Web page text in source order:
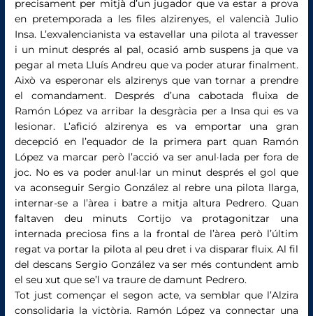
precisament per mitjà d’un jugador que va estar a prova
en pretemporada a les files alzirenyes, el valencià Julio
Insa. L’exvalencianista va estavellar una pilota al travesser
i un minut després al pal, ocasió amb suspens ja que va
pegar al meta Lluís Andreu que va poder aturar finalment.
Això va esperonar els alzirenys que van tornar a prendre
el comandament. Després d’una cabotada fluixa de
Ramón López va arribar la desgràcia per a Insa qui es va
lesionar. L’afició alzirenya es va emportar una gran
decepció en l’equador de la primera part quan Ramón
López va marcar però l’acció va ser anul·lada per fora de
joc. No es va poder anul·lar un minut després el gol que
va aconseguir Sergio González al rebre una pilota llarga,
internar-se a l’àrea i batre a mitja altura Pedrero. Quan
faltaven deu minuts Cortijo va protagonitzar una
internada preciosa fins a la frontal de l’àrea però l’últim
regat va portar la pilota al peu dret i va disparar fluix. Al fil
del descans Sergio González va ser més contundent amb
el seu xut que se’l va traure de damunt Pedrero.
Tot just començar el segon acte, va semblar que l’Alzira
consolidaria la victòria. Ramón López va connectar una